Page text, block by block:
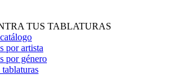
TUS TABLATURAS
por artista
por género
tablaturas